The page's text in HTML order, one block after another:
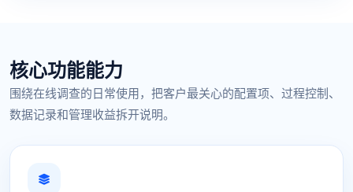
核心功能能力
围绕在线调查的日常使用，把客户最关心的配置项、过程控制、
数据记录和管理收益拆开说明。